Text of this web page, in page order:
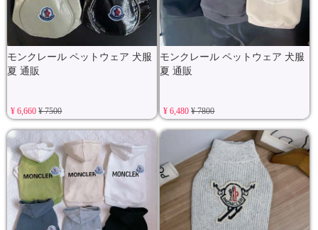
モンクレール ペットウェア 犬服
夏 通販
¥ 6,660¥ 7500
モンクレール ペットウェア 犬服
夏 通販
¥ 6,480¥ 7800